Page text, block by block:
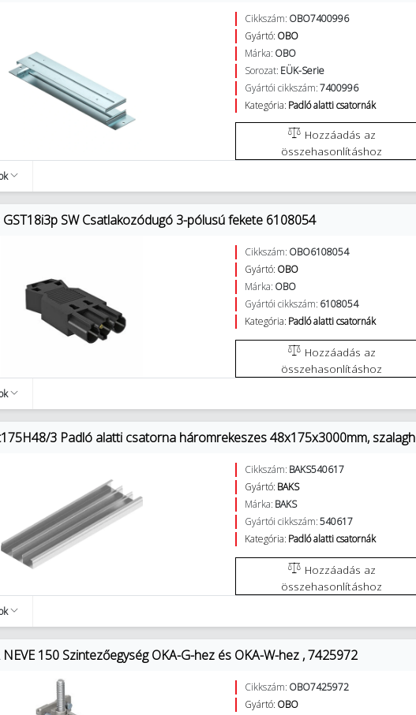
Cikkszám: OBO7400996
Gyártó: OBO
Márka: OBO
Sorozat: EÜK-Serie
Gyártói cikkszám:7400996
Kategória: Padló alatti csatornák
összehasonlításhoz
GST18i3p SW Csatlakozódugó 3-pólusú fekete 6108054
Cikkszám: OBO6108054
Gyártó: OBO
Márka: OBO
Gyártói cikkszám: 6108054
Kategória: Padló alatti csatornák
összehasonlításhoz
3 Padló alatti csatorna háromrekeszes 48x175x3000mm,
Cikkszám: BAKS540617
Gyártó: BAKS
Márka: BAKS
Gyártói cikkszám:540617
Kategória: Padló alatti csatornák
összehasonlításhoz
150 Szintezőegység OKA-G-hez és OKA-W-hez , 7425972
Cikkszám: OBO7425972
Gyártó: OBO